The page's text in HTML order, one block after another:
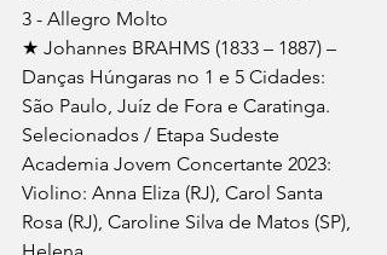
3 - Allegro Molto
★ Johannes BRAHMS (1833 – 1887) –
Danças Húngaras no 1 e 5 Cidades:
São Paulo, Juíz de Fora e Caratinga.
Selecionados / Etapa Sudeste
Academia Jovem Concertante 2023:
Violino: Anna Eliza (RJ), Carol Santa
Rosa (RJ), Caroline Silva de Matos (SP),